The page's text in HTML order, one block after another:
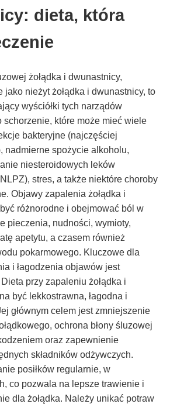
dieta, która
żołądka i dwunastnicy,
jako nieżyt żołądka i dwunastnicy, to
wyściółki tych narządów
schorzenie, które może mieć wiele
bakteryjne (najczęściej
nadmierne spożycie alkoholu,
niesteroidowych leków
stres, a także niektóre choroby
Objawy zapalenia żołądka i
różnorodne i obejmować ból w
pieczenia, nudności, wymioty,
apetytu, a czasem również
pokarmowego. Kluczowe dla
i łagodzenia objawów jest
przy zapaleniu żołądka i
być lekkostrawna, łagodna i
głównym celem jest zmniejszenie
ochrona błony śluzowej
oraz zapewnienie
składników odżywczych.
posiłków regularnie, w
co pozwala na lepsze trawienie i
dla żołądka. Należy unikać potraw